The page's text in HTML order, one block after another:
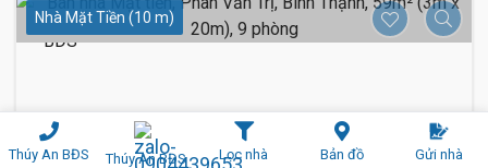
Thúy An BĐS Thúy An BĐS Lọc nhà Bản đồ Gửi nhà
Nhà Mặt Tiền (10 m)